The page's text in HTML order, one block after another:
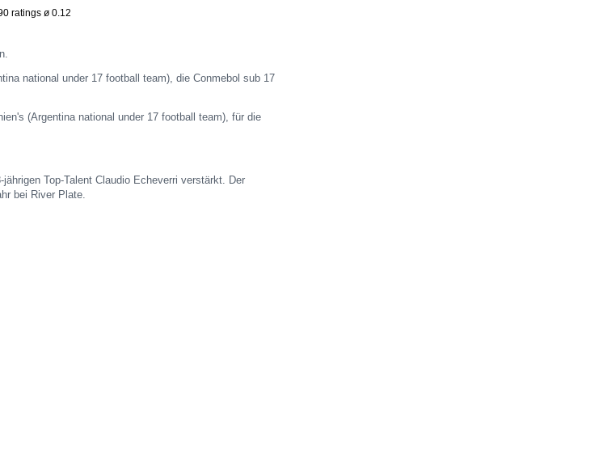
ratings ø 0.12
national under 17 football team), die Conmebol sub 17
(Argentina national under 17 football team), für die
Top-Talent Claudio Echeverri verstärkt. Der
bei River Plate.